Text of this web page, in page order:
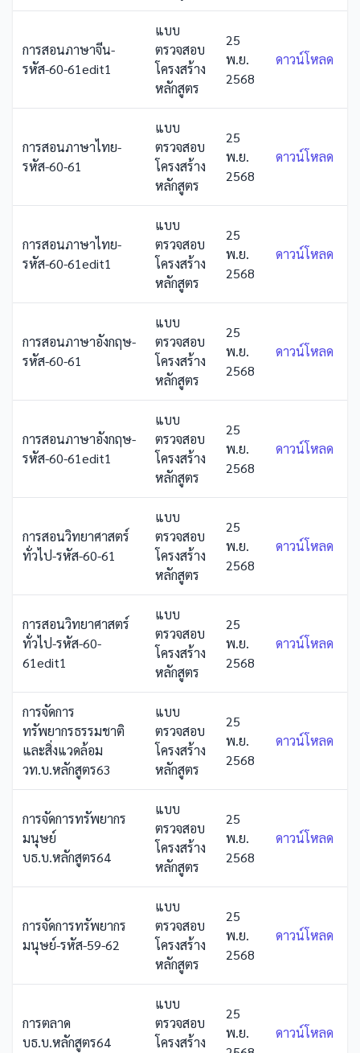
การสอนภาษาจีน-
รหัส-60-61edit1
แบบ
ตรวจสอบ
โครงสร้าง
หลักสูตร
25
พ.ย.
2568
ดาวน์โหลด
การสอนภาษาไทย-
รหัส-60-61
แบบ
ตรวจสอบ
โครงสร้าง
หลักสูตร
25
พ.ย.
2568
ดาวน์โหลด
การสอนภาษาไทย-
รหัส-60-61edit1
แบบ
ตรวจสอบ
โครงสร้าง
หลักสูตร
25
พ.ย.
2568
ดาวน์โหลด
การสอนภาษาอังกฤษ-
รหัส-60-61
แบบ
ตรวจสอบ
โครงสร้าง
หลักสูตร
25
พ.ย.
2568
ดาวน์โหลด
การสอนภาษาอังกฤษ-
รหัส-60-61edit1
แบบ
ตรวจสอบ
โครงสร้าง
หลักสูตร
25
พ.ย.
2568
ดาวน์โหลด
การสอนวิทยาศาสตร์
ทั่วไป-รหัส-60-61
แบบ
ตรวจสอบ
โครงสร้าง
หลักสูตร
25
พ.ย.
2568
ดาวน์โหลด
การสอนวิทยาศาสตร์
ทั่วไป-รหัส-60-
61edit1
แบบ
ตรวจสอบ
โครงสร้าง
หลักสูตร
25
พ.ย.
2568
ดาวน์โหลด
การจัดการ
ทรัพยากรธรรมชาติ
และสิ่งแวดล้อม
วท.บ.หลักสูตร63
แบบ
ตรวจสอบ
โครงสร้าง
หลักสูตร
25
พ.ย.
2568
ดาวน์โหลด
การจัดการทรัพยากร
มนุษย์
บธ.บ.หลักสูตร64
แบบ
ตรวจสอบ
โครงสร้าง
หลักสูตร
25
พ.ย.
2568
ดาวน์โหลด
การจัดการทรัพยากร
มนุษย์-รหัส-59-62
แบบ
ตรวจสอบ
โครงสร้าง
หลักสูตร
25
พ.ย.
2568
ดาวน์โหลด
การตลาด
บธ.บ.หลักสูตร64
แบบ
ตรวจสอบ
โครงสร้าง
25
พ.ย.
ดาวน์โหลด